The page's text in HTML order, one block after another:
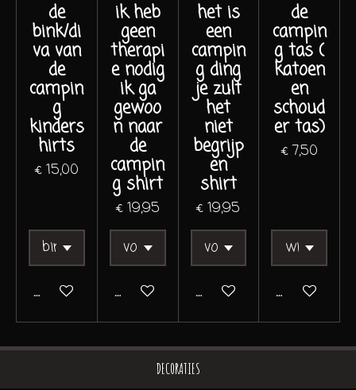
de
bink/di
va van
de
campin
g
kinders
hirts
€ 15,00
Bekijk details
ik heb
geen
therapi
e nodig
ik ga
gewoo
n naar
de
campin
g shirt
€ 19,95
Bekijk details
het is
een
campin
g ding
je zult
het
niet
begrijp
en
shirt
€ 19,95
Bekijk details
de
campin
g tas (
katoen
en
schoud
er tas)
€ 7,50
In
DECORATIES